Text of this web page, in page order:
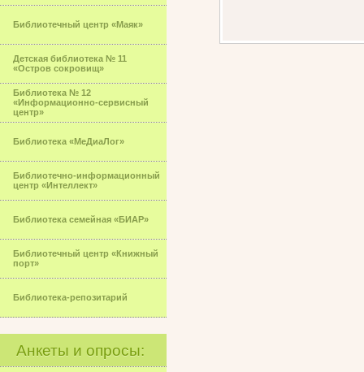
Библиотечный центр «Маяк»
Детская библиотека № 11
«Остров сокровищ»
Библиотека № 12
«Информационно-сервисный
центр»
Библиотека «МеДиаЛог»
Библиотечно-информационный
центр «Интеллект»
Библиотека семейная «БИАР»
Библиотечный центр «Книжный
порт»
Библиотека-репозитарий
Анкеты и опросы: